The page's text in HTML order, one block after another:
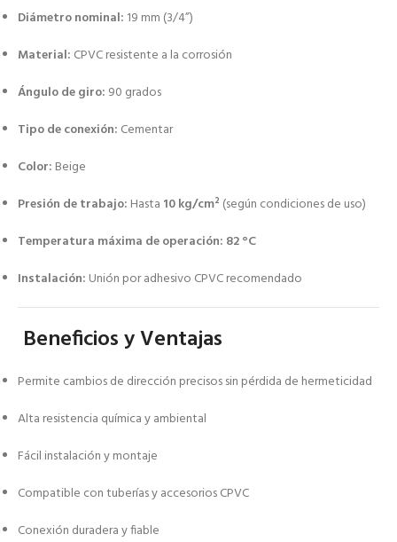
Diámetro nominal: 19 mm (3/4”)
Material: CPVC resistente a la corrosión
Ángulo de giro: 90 grados
Tipo de conexión: Cementar
Color: Beige
Presión de trabajo: Hasta 10 kg/cm² (según condiciones de uso)
Temperatura máxima de operación: 82 °C
Instalación: Unión por adhesivo CPVC recomendado
Beneficios y Ventajas
Permite cambios de dirección precisos sin pérdida de hermeticidad
Alta resistencia química y ambiental
Fácil instalación y montaje
Compatible con tuberías y accesorios CPVC
Conexión duradera y fiable